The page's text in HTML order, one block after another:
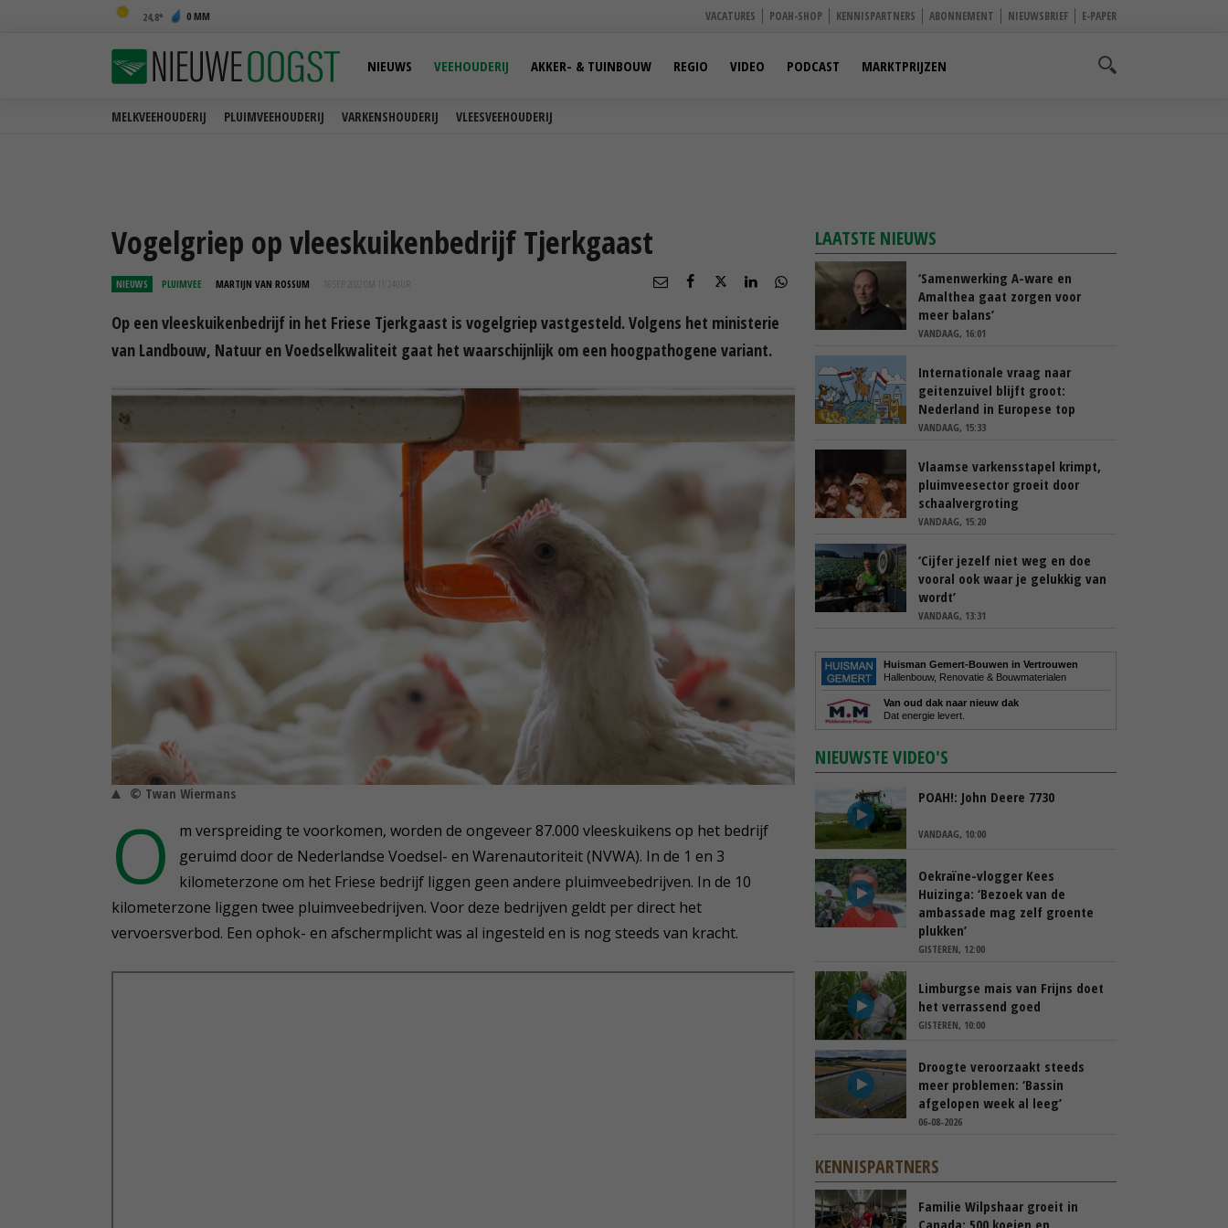
24,8 0 MM VACATURES POAH-SHOP KENNISPARTNERS ABONNEMENT NIEUWSBRIEF E-PAPER
MELKVEEHOUDERIJ PLUIMVEEHOUDERIJ VARKENSHOUDERIJ VLEESVEEHOUDERIJ
NIEUWS VEEHOUDERIJ AKKER- & TUINBOUW REGIO VIDEO PODCAST MARKTPRIJZEN
Vogelgriep op vleeskuikenbedrijf Tjerkgaast
NIEUWS PLUIMVEE MARTIJN VAN ROSSUM 16 SEP 2022 OM 11:24
Op een vleeskuikenbedrijf in het Friese Tjerkgaast is vogelgriep vastgesteld. Volgens het ministerie
van Landbouw, Natuur en Voedselkwaliteit gaat het waarschijnlijk om een hoogpathogene variant.
© Twan Wiermans
O
m verspreiding te voorkomen, worden de ongeveer 87.000 vleeskuikens op het bedrijf
geruimd door de Nederlandse Voedsel- en Warenautoriteit (NVWA). In de 1 en 3
kilometerzone om het Friese bedrijf liggen geen andere pluimveebedrijven. In de 10
kilometerzone liggen twee pluimveebedrijven. Voor deze bedrijven geldt per direct het
vervoersverbod. Een ophok- en afschermplicht was al ingesteld en is nog steeds van kracht.
LAATSTE NIEUWS
‘Samenwerking A-ware en
Amalthea gaat zorgen voor
meer balans’
VANDAAG, 16:01
Internationale vraag naar
geitenzuivel blijft groot:
Nederland in Europese top
VANDAAG, 15:33
Vlaamse varkensstapel krimpt,
pluimveesector groeit door
schaalvergroting
VANDAAG, 15:20
‘Cijfer jezelf niet weg en doe
vooral ook waar je gelukkig van
wordt’
VANDAAG, 13:31
Huisman Gemert-Bouwen in Vertrouwen
Hallenbouw, Renovatie & Bouwmaterialen
Van oud dak naar nieuw dak
Dat energie levert.
NIEUWSTE VIDEO'S
POAH!: John Deere 7730
VANDAAG, 10:00
Oekraïne-vlogger Kees
Huizinga: ‘Bezoek van de
ambassade mag zelf groente
plukken’
GISTEREN, 12:00
Limburgse mais van Frijns doet
het verrassend goed
GISTEREN, 10:00
Droogte veroorzaakt steeds
meer problemen: ‘Bassin
afgelopen week al leeg’
06-08-2026
KENNISPARTNERS
Familie Wilpshaar groeit in
Canada: 500 koeien en